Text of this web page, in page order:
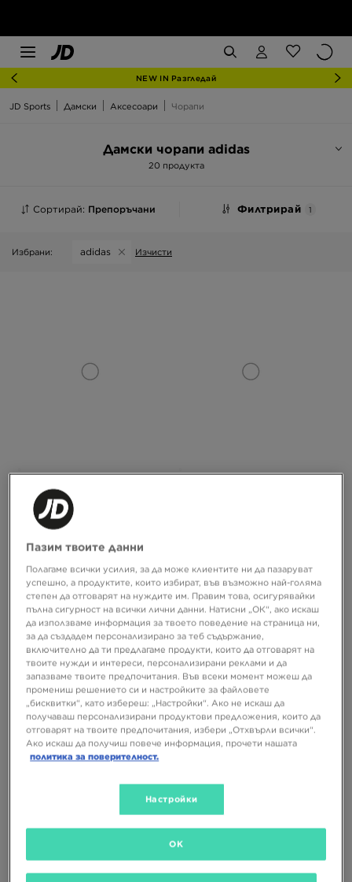
NEW IN Разгледай
JD Sports Дамски Аксесоари Чорапи
Дамски чорапи adidas
20 продукта
Сортирай: Препоръчани Филтрирай 1
Избрани: adidas Изчисти
ADIDAS ЧОРАПИ 3S HIGH CR S 3P
29,32 ЛВ.
ADIDAS ЧОРАПИ MID ANKLE SCK
12,99 €
25,41 ЛВ.
Пазим твоите данни
Полагаме всички усилия, за да може клиентите ни да пазаруват
успешно, а продуктите, които избират, във възможно най-голяма
степен да отговарят на нуждите им. Правим това, осигурявайки
пълна сигурност на всички лични данни. Натисни „ОК“, ако искаш
да използваме информация за твоето поведение на страница ни,
за да създадем персонализирано за теб съдържание,
включително да ти предлагаме продукти, които да отговарят на
твоите нужди и интереси, персонализирани реклами и да
запазваме твоите предпочитания. Във всеки момент можеш да
промениш решението си и настройките за файловете
„бисквитки“, като избереш: „Настройки“. Ако не искаш да
получаваш персонализирани продуктови предложения, които да
отговарят на твоите предпочитания, избери „Отхвърли всички“.
Ако искаш да получиш повече информация, прочети нашата
политика за поверителност.
Настройки
OK